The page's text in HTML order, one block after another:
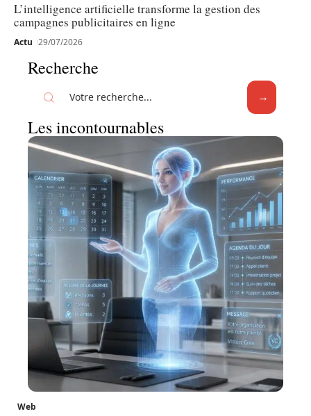
L’intelligence artificielle transforme la gestion des
campagnes publicitaires en ligne
Actu 29/07/2026
Recherche
Les incontournables
Web